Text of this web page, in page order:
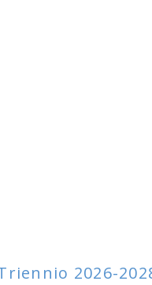
2026-